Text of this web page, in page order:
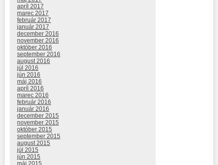
apríl 2017
marec 2017
február 2017
január 2017
december 2016
november 2016
október 2016
september 2016
august 2016
júl 2016
jún 2016
máj 2016
apríl 2016
marec 2016
február 2016
január 2016
december 2015
november 2015
október 2015
september 2015
august 2015
júl 2015
jún 2015
máj 2015